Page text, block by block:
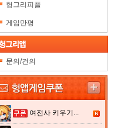
헝그리피플
게임만평
문의/건의
여전사 키우기...